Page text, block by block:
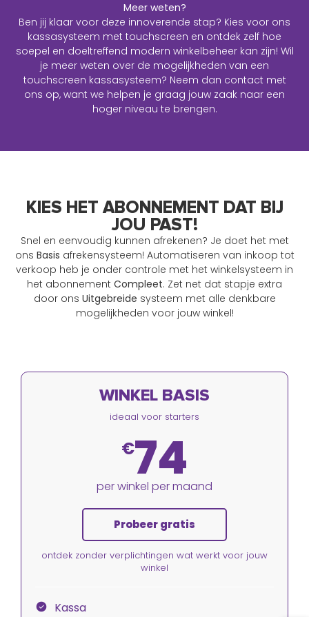
Meer weten?
Ben jij klaar voor deze innoverende stap? Kies voor ons
kassasysteem met touchscreen en ontdek zelf hoe
soepel en doeltreffend modern winkelbeheer kan zijn! Wil
je meer weten over de mogelijkheden van een
touchscreen kassasysteem? Neem dan contact met
ons op, want we helpen je graag jouw zaak naar een
hoger niveau te brengen.
KIES HET ABONNEMENT DAT BIJ
JOU PAST!
Snel en eenvoudig kunnen afrekenen? Je doet het met
ons Basis afrekensysteem! Automatiseren van inkoop tot
verkoop heb je onder controle met het winkelsysteem in
het abonnement Compleet. Zet net dat stapje extra
door ons Uitgebreide systeem met alle denkbare
mogelijkheden voor jouw winkel!
WINKEL BASIS
ideaal voor starters
€74
per winkel per maand
Probeer gratis
ontdek zonder verplichtingen wat werkt voor jouw
winkel
Kassa